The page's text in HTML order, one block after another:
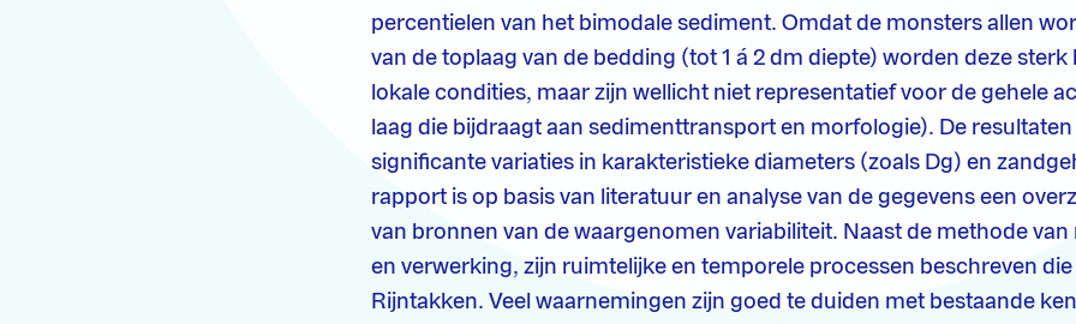
percentielen van het bimodale sediment. Omdat de monsters allen
van de toplaag van de bedding (tot 1 á 2 dm diepte) worden deze
lokale condities, maar zijn wellicht niet representatief voor de gehele
laag die bijdraagt aan sedimenttransport en morfologie). De
significante variaties in karakteristieke diameters (zoals Dg) en
rapport is op basis van literatuur en analyse van de gegevens een
van bronnen van de waargenomen variabiliteit. Naast de methode
en verwerking, zijn ruimtelijke en temporele processen beschreven
Rijntakken. Veel waarnemingen zijn goed te duiden met bestaande